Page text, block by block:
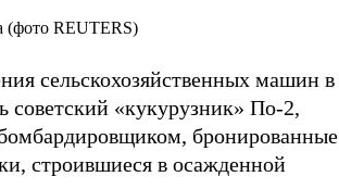
(фото REUTERS)
сельскохозяйственных машин в
«кукурузник» По-2,
бронированные
строившиеся в осажденной